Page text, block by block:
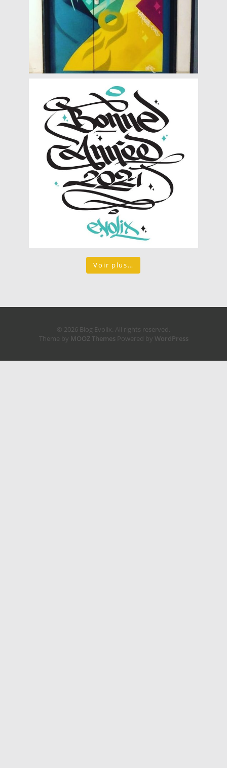
Voir plus…
© 2026 Blog Evolix. All rights reserved.
Theme by MOOZ Themes Powered by WordPress